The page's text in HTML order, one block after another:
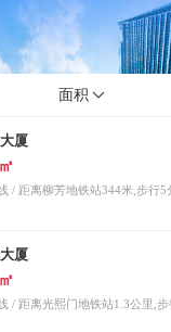
面积
厦
/ 距离柳芳地铁站344米,步行5
厦
/ 距离光熙门地铁站1.3公里,